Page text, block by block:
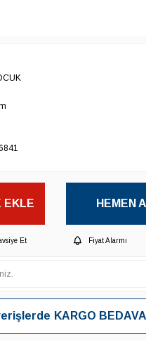
EKLE HEMEN
Et Fiyat Alarmı
KARGO